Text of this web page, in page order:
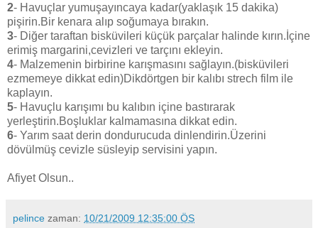
2- Havuçlar yumuşayıncaya kadar(yaklaşık 15 dakika)
pişirin.Bir kenara alıp soğumaya bırakın.
3- Diğer taraftan bisküvileri küçük parçalar halinde kırın.İçine
erimiş margarini,cevizleri ve tarçını ekleyin.
4- Malzemenin birbirine karışmasını sağlayın.(bisküvileri
ezmemeye dikkat edin)Dikdörtgen bir kalıbı strech film ile
kaplayın.
5- Havuçlu karışımı bu kalıbın içine bastırarak
yerleştirin.Boşluklar kalmamasına dikkat edin.
6- Yarım saat derin dondurucuda dinlendirin.Üzerini
dövülmüş cevizle süsleyip servisini yapın.
Afiyet Olsun..
pelince zaman: 10/21/2009 12:35:00 ÖS